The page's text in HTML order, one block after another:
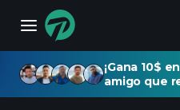
¡Gana 10$
amigo que